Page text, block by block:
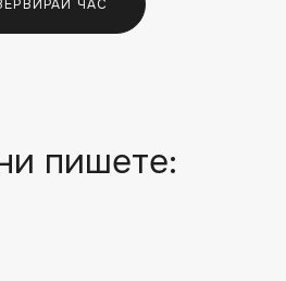
ЧАС
пишете: